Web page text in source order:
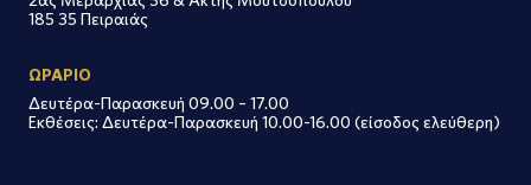
185 35 Πειραιάς
ΩΡΑΡΙΟ
Δευτέρα-Παρασκευή 09.00 – 17.00
Εκθέσεις: Δευτέρα-Παρασκευή 10.00-16.00 (είσοδος ελεύθερη)